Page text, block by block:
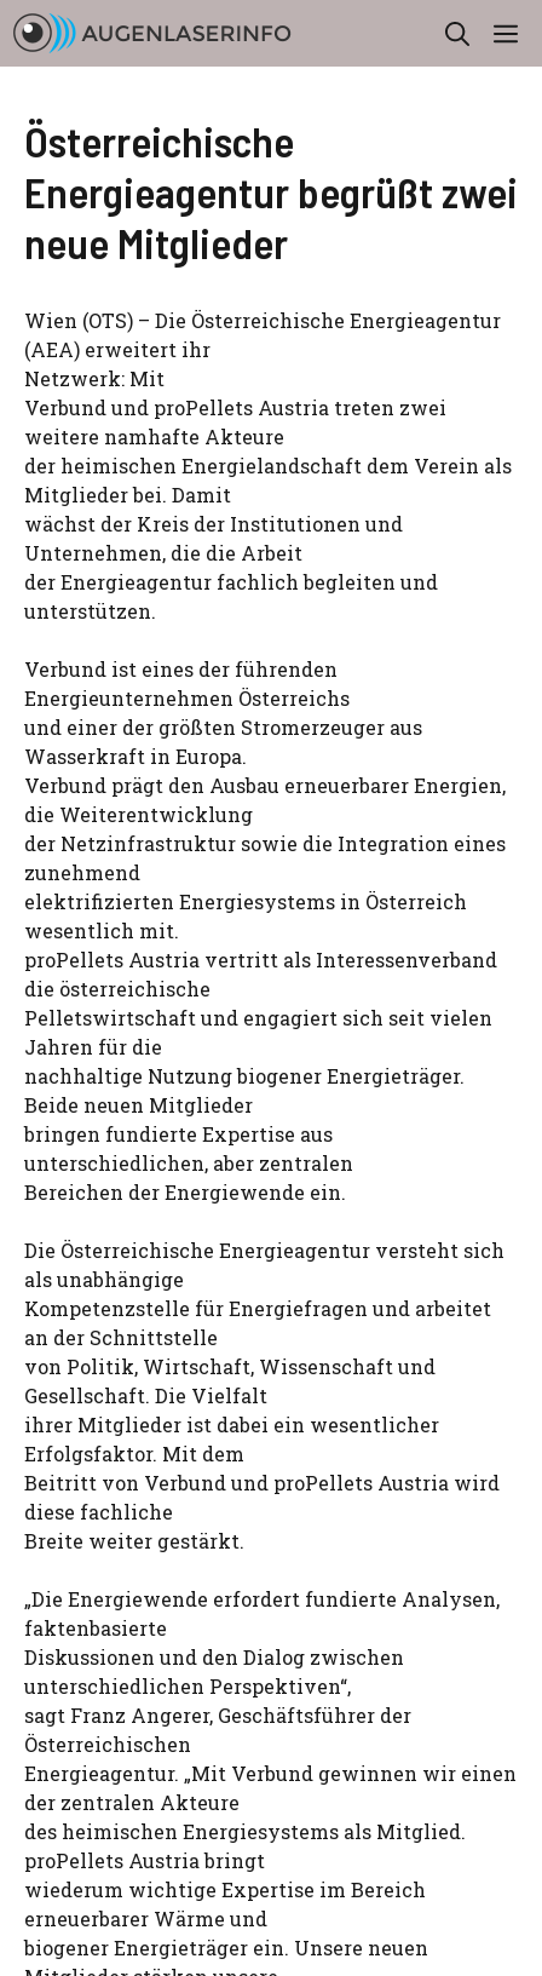
Zum
Inhalt
springen
Österreichische
Energieagentur begrüßt zwei
neue Mitglieder
Wien (OTS) – Die Österreichische Energieagentur
(AEA) erweitert ihr
Netzwerk: Mit
Verbund und proPellets Austria treten zwei
weitere namhafte Akteure
der heimischen Energielandschaft dem Verein als
Mitglieder bei. Damit
wächst der Kreis der Institutionen und
Unternehmen, die die Arbeit
der Energieagentur fachlich begleiten und
unterstützen.
Verbund ist eines der führenden
Energieunternehmen Österreichs
und einer der größten Stromerzeuger aus
Wasserkraft in Europa.
Verbund prägt den Ausbau erneuerbarer Energien,
die Weiterentwicklung
der Netzinfrastruktur sowie die Integration eines
zunehmend
elektrifizierten Energiesystems in Österreich
wesentlich mit.
proPellets Austria vertritt als Interessenverband
die österreichische
Pelletswirtschaft und engagiert sich seit vielen
Jahren für die
nachhaltige Nutzung biogener Energieträger.
Beide neuen Mitglieder
bringen fundierte Expertise aus
unterschiedlichen, aber zentralen
Bereichen der Energiewende ein.
Die Österreichische Energieagentur versteht sich
als unabhängige
Kompetenzstelle für Energiefragen und arbeitet
an der Schnittstelle
von Politik, Wirtschaft, Wissenschaft und
Gesellschaft. Die Vielfalt
ihrer Mitglieder ist dabei ein wesentlicher
Erfolgsfaktor. Mit dem
Beitritt von Verbund und proPellets Austria wird
diese fachliche
Breite weiter gestärkt.
„Die Energiewende erfordert fundierte Analysen,
faktenbasierte
Diskussionen und den Dialog zwischen
unterschiedlichen Perspektiven“,
sagt Franz Angerer, Geschäftsführer der
Österreichischen
Energieagentur. „Mit Verbund gewinnen wir einen
der zentralen Akteure
des heimischen Energiesystems als Mitglied.
proPellets Austria bringt
wiederum wichtige Expertise im Bereich
erneuerbarer Wärme und
biogener Energieträger ein. Unsere neuen